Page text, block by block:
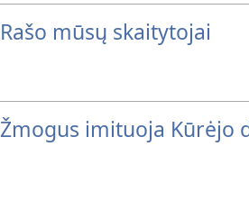
Rašo mūsų skaitytojai
Žmogus imituoja Kūrėjo